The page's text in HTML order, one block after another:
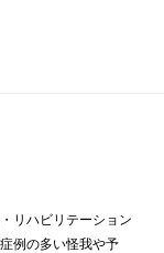
リハビリテーション
例の多い怪我や予